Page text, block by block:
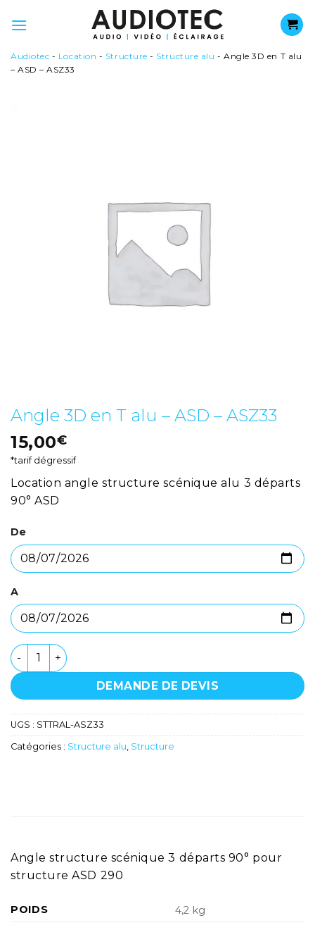
au
Audiotec - Location - Structure - Structure alu -Angle 3D en T alu
– ASD – ASZ33
Angle 3D en T alu – ASD – ASZ33
15,00€
*tarif dégressif
Location angle structure scénique alu 3 départs
90° ASD
De
A
quantité de Angle 3D en T alu - ASD - ASZ33
DEMANDE DE DEVIS
UGS : STTRAL-ASZ33
Catégories : Structure alu, Structure
Angle structure scénique 3 départs 90° pour
structure ASD 290
POIDS 4,2 kg